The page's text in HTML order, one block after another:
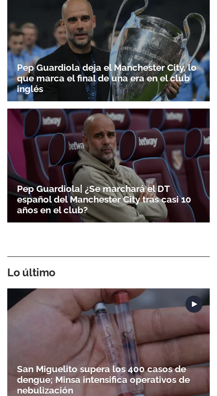
Pep Guardiola deja el Manchester City, lo
que marca el final de una era en el club
inglés
Pep Guardiola| ¿Se marchará el DT
español del Manchester City tras casi 10
años en el club?
Lo último
San Miguelito supera los 400 casos de
dengue; Minsa intensifica operativos de
nebulización